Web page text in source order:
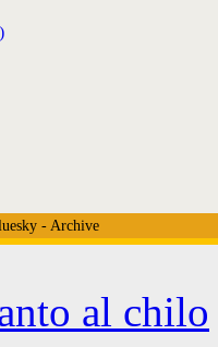
- Archive
al chilo